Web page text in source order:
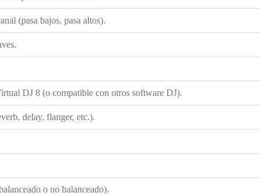
(pasa bajos, pasa altos).
DJ 8 (o compatible con otros software DJ).
delay, flanger, etc.).
o no balanceado).